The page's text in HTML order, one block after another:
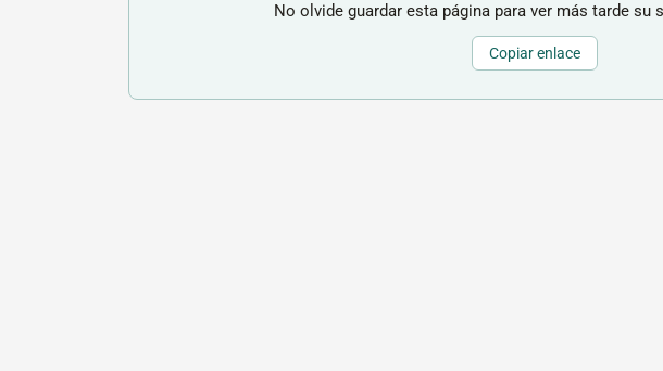
No olvide guardar esta página para ver más tarde su
Copiar enlace